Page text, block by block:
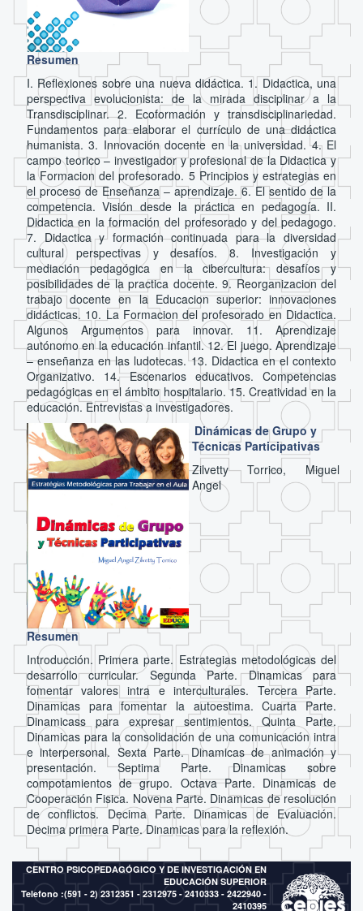
Resumen
I. Reflexiones sobre una nueva didáctica. 1. Didactica, una
perspectiva evolucionista: de la mirada disciplinar a la
Transdisciplinar. 2. Ecoformación y transdisciplinariedad.
Fundamentos para elaborar el currículo de una didáctica
humanista. 3. Innovación docente en la universidad. 4. El
campo teorico – investigador y profesional de la Didactica y
la Formacion del profesorado. 5 Principios y estrategias en
el proceso de Enseñanza – aprendizaje. 6. El sentido de la
competencia. Visión desde la práctica en pedagogía. II.
Didactica en la formación del profesorado y del pedagogo.
7. Didactica y formación continuada para la diversidad
cultural perspectivas y desafíos. 8. Investigación y
mediación pedagógica en la cibercultura: desafíos y
posibilidades de la practica docente. 9. Reorganizacion del
trabajo docente en la Educacion superior: innovaciones
didácticas. 10. La Formacion del profesorado en Didactica.
Algunos Argumentos para innovar. 11. Aprendizaje
autónomo en la educación infantil. 12. El juego. Aprendizaje
– enseñanza en las ludotecas. 13. Didactica en el contexto
Organizativo. 14. Escenarios educativos. Competencias
pedagógicas en el ámbito hospitalario. 15. Creatividad en la
educación. Entrevistas a investigadores.
Dinámicas de Grupo y
Técnicas Participativas
Zilvetty Torrico, Miguel
Angel
Resumen
Introducción. Primera parte. Estrategias metodológicas del
desarrollo curricular. Segunda Parte. Dinamicas para
fomentar valores intra e interculturales. Tercera Parte.
Dinamicas para fomentar la autoestima. Cuarta Parte.
Dinamicass para expresar sentimientos. Quinta Parte.
Dinamicas para la consolidación de una comunicación intra
e interpersonal. Sexta Parte. Dinamicas de animación y
presentación. Septima Parte. Dinamicas sobre
compotamientos de grupo. Octava Parte. Dinamicas de
Cooperación Fisica. Novena Parte. Dinamicas de resolución
de conflictos. Decima Parte. Dinamicas de Evaluación.
Decima primera Parte. Dinamicas para la reflexión.
CENTRO PSICOPEDAGÓGICO Y DE INVESTIGACIÓN EN
EDUCACIÓN SUPERIOR
Telefono :(591 - 2) 2312351 - 2312975 - 2410333 - 2422940 -
2410395